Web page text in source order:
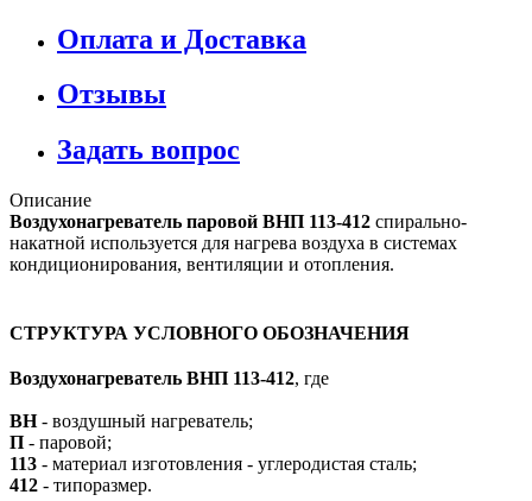
Оплата и Доставка
Отзывы
Задать вопрос
Описание
Воздухонагреватель паровой ВНП 113-412 спирально-
накатной используется для нагрева воздуха в системах
кондиционирования, вентиляции и отопления.
СТРУКТУРА УСЛОВНОГО ОБОЗНАЧЕНИЯ
Воздухонагреватель ВНП 113-412, где
ВН- воздушный нагреватель;
П - паровой;
113 - материал изготовления - углеродистая сталь;
412 - типоразмер.